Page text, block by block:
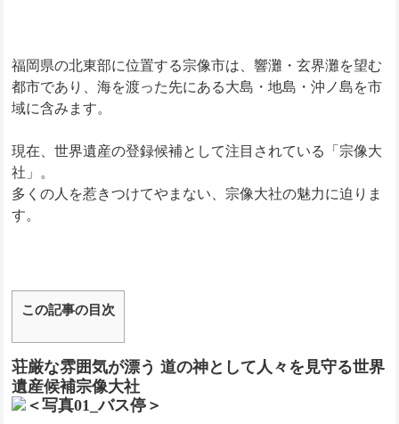
福岡県の北東部に位置する宗像市は、響灘・玄界灘を望む
都市であり、海を渡った先にある大島・地島・沖ノ島を市
域に含みます。
現在、世界遺産の登録候補として注目されている「宗像大
社」。
多くの人を惹きつけてやまない、宗像大社の魅力に迫りま
す。
この記事の目次
荘厳な雰囲気が漂う 道の神として人々を見守る世界
遺産候補宗像大社